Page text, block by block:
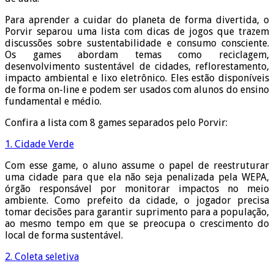
Para aprender a cuidar do planeta de forma divertida, o
Porvir separou uma lista com dicas de jogos que trazem
discussões sobre sustentabilidade e consumo consciente.
Os games abordam temas como reciclagem,
desenvolvimento sustentável de cidades, reflorestamento,
impacto ambiental e lixo eletrônico. Eles estão disponíveis
de forma on-line e podem ser usados com alunos do ensino
fundamental e médio.
Confira a lista com 8 games separados pelo Porvir:
1. Cidade Verde
Com esse game, o aluno assume o papel de reestruturar
uma cidade para que ela não seja penalizada pela WEPA,
órgão responsável por monitorar impactos no meio
ambiente. Como prefeito da cidade, o jogador precisa
tomar decisões para garantir suprimento para a população,
ao mesmo tempo em que se preocupa o crescimento do
local de forma sustentável.
2. Coleta seletiva